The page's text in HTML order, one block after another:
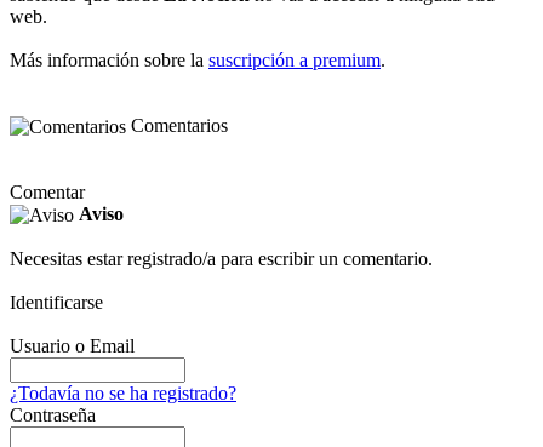
web.
Más información sobre la suscripción a premium.
Comentarios
Comentar
Aviso
Necesitas estar registrado/a para escribir un comentario.
Identificarse
Usuario o Email
¿Todavía no se ha registrado?
Contraseña